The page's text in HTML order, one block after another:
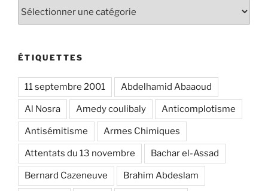
ÉTIQUETTES
11 septembre 2001 Abdelhamid Abaaoud
Al Nosra Amedy coulibaly Anticomplotisme
Antisémitisme Armes Chimiques
Attentats du 13 novembre Bachar el-Assad
Bernard Cazeneuve Brahim Abdeslam